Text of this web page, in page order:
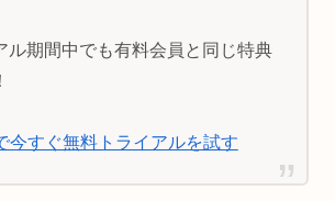
ル期間中でも有料会員と同じ特典
すぐ無料トライアルを試す